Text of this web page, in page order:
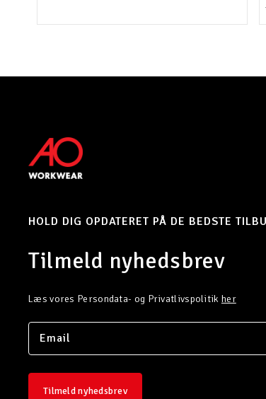
HOLD DIG OPDATERET PÅ DE BEDSTE
Tilmeld nyhedsbrev
Læs vores Persondata- og Privatlivspolitik her
Tilmeld nyhedsbrev